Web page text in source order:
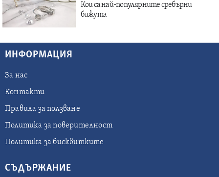
Кои са най-популярните сребърни
бижута
ИНФОРМАЦИЯ
За нас
Контакти
Правила за ползване
Политика за поверителност
Политика за бисквитките
СЪДЪРЖАНИЕ